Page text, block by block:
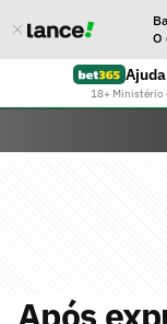
O
18+ Ministério